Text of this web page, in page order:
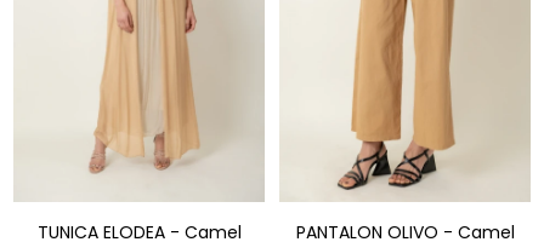
TUNICA ELODEA - Camel PANTALON OLIVO - Camel